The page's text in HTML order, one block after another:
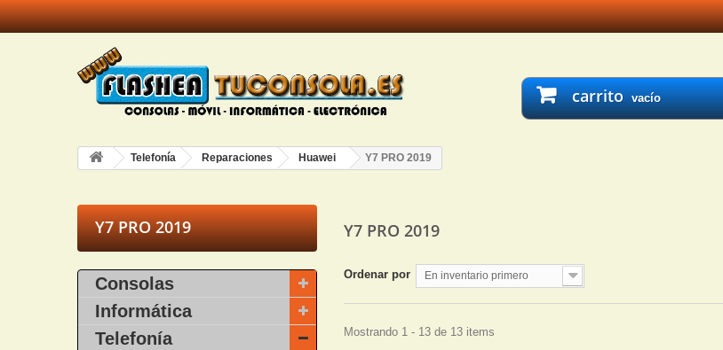
carrito vacío
Telefonía Reparaciones Huawei Y7 PRO 2019
Y7 PRO 2019
Consolas
Informática
Telefonía
Y7 PRO 2019
Ordenar por En inventario primero
Mostrando 1 - 13 de 13 items